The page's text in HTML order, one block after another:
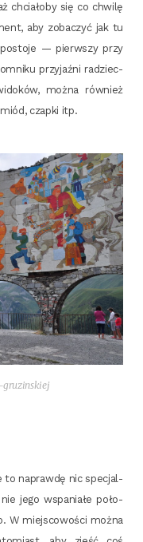
chcia­ło­by się co chwi­lę
aby zoba­czyć jak tu
— pierw­szy przy
przy­jaź­ni radziec­
moż­na rów­nież
czap­ki itp.
gruzinskiej
to napraw­dę nic spe­cjal­
jego wspa­nia­łe poło­
W miej­sco­wo­ści moż­na